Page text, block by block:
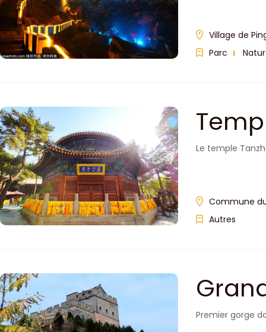
Village de
Parc
Le temple
Commune
Autres
Premier gorge